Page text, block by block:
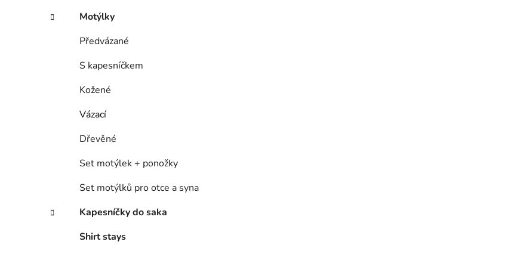
Motýlky
Předvázané
S kapesníčkem
Kožené
Vázací
Dřevěné
Set motýlek + ponožky
Set motýlků pro otce a syna
Kapesníčky do saka
Shirt stays